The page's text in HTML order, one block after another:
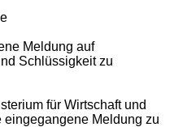
Meldung auf
Schlüssigkeit zu
für Wirtschaft und
eingegangene Meldung zu